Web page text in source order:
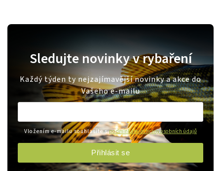
Sledujte novinky v rybaření
Každý týden ty nejzajímavější novinky a akce do
Vašeho e-mailu
Vložením e-mailu souhlasíte spodmínkami ochrany osobních údajů
Přihlásit se